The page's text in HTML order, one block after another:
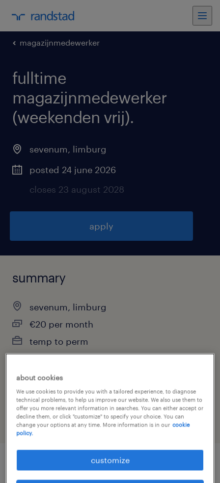
magazijnmedewerker
fulltime
magazijnmedewerker
(weekenden vrij).
sevenum, limburg
posted 24 june 2026
closes 23 august 2028
apply
summary
sevenum, limburg
€20 per month
temp to perm
job category
warehousing & distribution
job details
about cookies
We use cookies to provide you with a tailored experience, to diagnose
technical problems, to help us improve our website. We also use them to
offer you more relevant information in searches. You can either accept or
decline them, or click "customize" to specify your choice. You can
change your options at any time. More information is in our cookie
policy.
customize